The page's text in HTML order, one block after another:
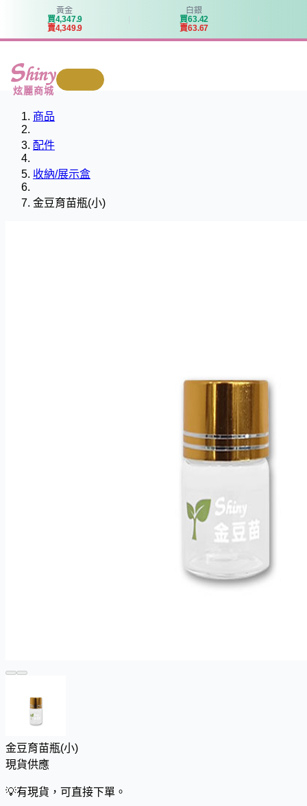
黃金
買4,347.9
賣4,349.9
白銀
買63.42
賣63.67
炫麗商城
商品
配件
收納/展示盒
金豆育苗瓶(小)
金豆育苗瓶(小)
現貨供應
💡有現貨，可直接下單。